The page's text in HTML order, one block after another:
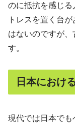
のに抵抗を感じる
トレスを置く台
はないのですが
す。
日本におけ
現代では日本で